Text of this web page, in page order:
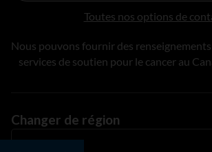
Toutes nos options de
Nous pouvons fournir des
services de soutien pour le cancer au
Changer de région